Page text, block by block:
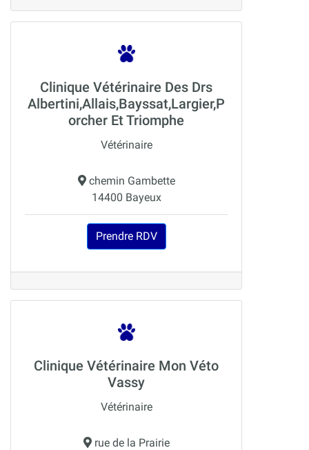
Clinique Vétérinaire Des Drs
Albertini,Allais,Bayssat,Largier,P
orcher Et Triomphe
Vétérinaire
chemin Gambette
14400 Bayeux
Prendre RDV
Clinique Vétérinaire Mon Véto
Vassy
Vétérinaire
rue de la Prairie